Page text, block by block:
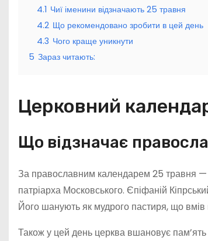
4.1 Чиї іменини відзначають 25 травня
4.2 Що рекомендовано зробити в цей день
4.3 Чого краще уникнути
5 Зараз читають:
Церковний
Що відзначає
За православним календарем 25 травня —
патріарха Московського. Єпіфаній
Його шанують як мудрого пастиря, що вмів
Також у цей день церква вшановує пам’ять